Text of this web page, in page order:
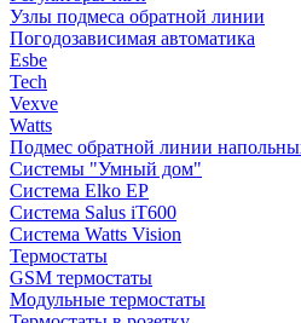
Узлы подмеса обратной линии
Погодозависимая автоматика
Esbe
Tech
Vexve
Watts
Подмес обратной линии
Системы "Умный дом"
Система Elko EP
Система Salus iT600
Система Watts Vision
Термостаты
GSM термостаты
Модульные термостаты